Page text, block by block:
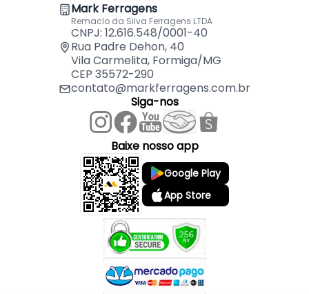
acessórios de utilidades para atacado e varejo.
ESPECIFICAÇÃO
Diâmetro da Roda: 50mm
Espessura da Roda: 28mm
Placa do Suporte: 70x50mm
Furação: 4 furos 35x50mm
Altura Total: 75mm
Giratório: Sim
Trava no Giro: Sim
Peso Suportado: 50kg
Núcleo: Polímero Preto
Mark Ferragens
Remaclo da Silva Ferragens LTDA
CNPJ: 12.616.548/0001-40
Rua Padre Dehon, 40
Vila Carmelita, Formiga/MG
CEP 35572-290
contato@markferragens.com.br
Siga-nos
Baixe nosso app
Google Play
App Store